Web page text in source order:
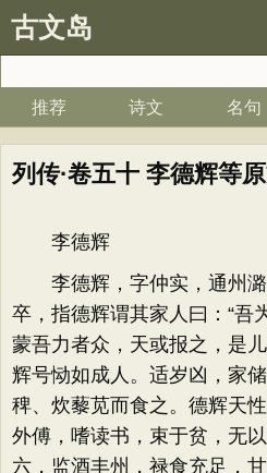
古文岛
推荐 诗文 名句
列传·卷五十 李德辉等
李德辉
李德辉，字仲实，通州潞
卒，指德辉谓其家人曰：“吾
蒙吾力者众，天或报之，是
辉号恸如成人。适岁凶，家
稗、炊藜苋而食之。德辉天
外傅，嗜读书，束于贫，无
六，监酒丰州，禄食充足，